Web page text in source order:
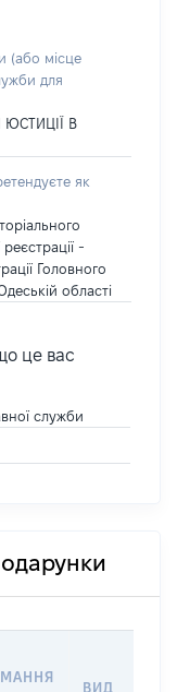
(або місце
для
ЮСТИЦІЇ В
як
-
Головного
області
це вас
служби
ВИД